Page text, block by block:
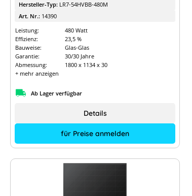
Hersteller-Typ: LR7-54HVBB-480M
Art. Nr.: 14390
Leistung:
480 Watt
Effizienz:
23,5 %
Bauweise:
Glas-Glas
Garantie:
30/30 Jahre
Abmessung:
1800 x 1134 x 30
+ mehr anzeigen
Ab Lager verfügbar
für Preise anmelden
Details